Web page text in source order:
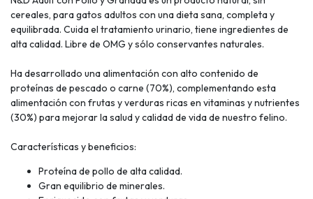
cereales, para gatos adultos con una dieta sana, completa y
equilibrada. Cuida el tratamiento urinario, tiene ingredientes de
alta calidad. Libre de OMG y sólo conservantes naturales.
Ha desarrollado una alimentación con alto contenido de
proteínas de pescado o carne (70%), complementando esta
alimentación con frutas y verduras ricas en vitaminas y nutrientes
(30%) para mejorar la salud y calidad de vida de nuestro felino.
Características y beneficios:
Proteína de pollo de alta calidad.
Gran equilibrio de minerales.